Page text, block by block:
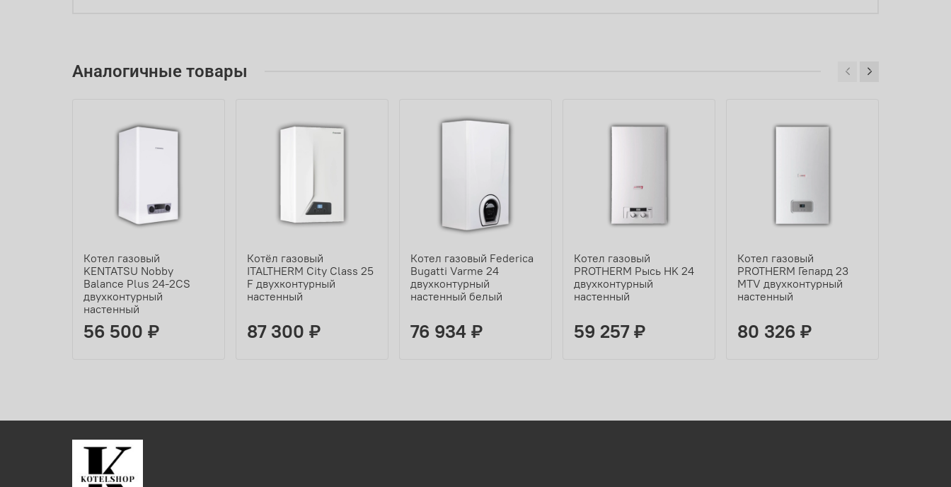
Аналогичные товары
Котел газовый
KENTATSU Nobby
Balance Plus 24-2CS
двухконтурный
настенный
56 500 ₽
Котёл газовый
ITALTHERM City Class 25
F двухконтурный
настенный
87 300 ₽
Котел газовый Federica
Bugatti Varme 24
двухконтурный
настенный белый
76 934 ₽
Котел газовый
PROTHERM Рысь HK 24
двухконтурный
настенный
59 257 ₽
Котел газовый
PROTHERM Гепард 23
MTV двухконтурный
настенный
80 326 ₽